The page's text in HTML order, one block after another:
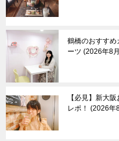
鶴橋のおすすめ
ーツ 2026年8
【必見】新大
レポ！
2026年